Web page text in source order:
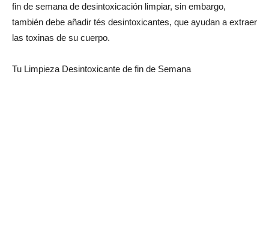
fin de semana de desintoxicación limpiar, sin embargo,
también debe añadir tés desintoxicantes, que ayudan a extraer
las toxinas de su cuerpo.
Tu Limpieza Desintoxicante de fin de Semana